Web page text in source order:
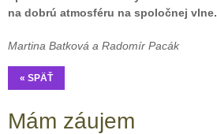
na dobrú atmosféru na spoločnej vlne.
Martina Batková a Radomír Pacák
« SPÄŤ
Mám záujem